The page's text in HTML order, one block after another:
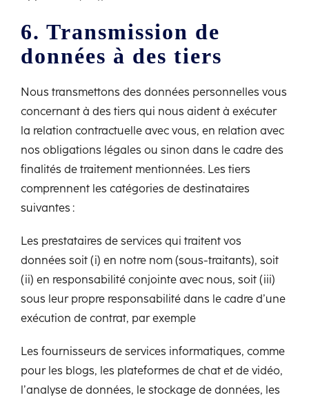
6. Transmission de
données à des tiers
Nous transmettons des données personnelles vous
concernant à des tiers qui nous aident à exécuter
la relation contractuelle avec vous, en relation avec
nos obligations légales ou sinon dans le cadre des
finalités de traitement mentionnées. Les tiers
comprennent les catégories de destinataires
suivantes :
Les prestataires de services qui traitent vos
données soit (i) en notre nom (sous-traitants), soit
(ii) en responsabilité conjointe avec nous, soit (iii)
sous leur propre responsabilité dans le cadre d’une
exécution de contrat, par exemple
Les fournisseurs de services informatiques, comme
pour les blogs, les plateformes de chat et de vidéo,
l’analyse de données, le stockage de données, les